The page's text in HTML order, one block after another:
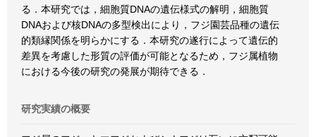
る．本研究では，細胞質DNAの遺伝様式の解明，細胞質
DNAおよび核DNAの多型検出により，フジ園芸品種の遺伝
的類縁関係を明らかにする．本研究の遂行によって遺伝的
差異を考慮した形質の評価が可能となるため，フジ属植物
における今後の研究の発展が期待できる．
研究実績の概要